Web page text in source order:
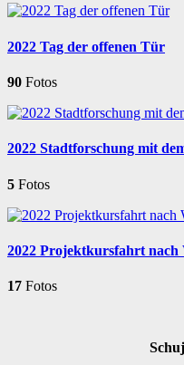
2022 Tag der offenen Tür
90 Fotos
2022 Stadtforschung mit
5 Fotos
2022 Projektkursfahrt
17 Fotos